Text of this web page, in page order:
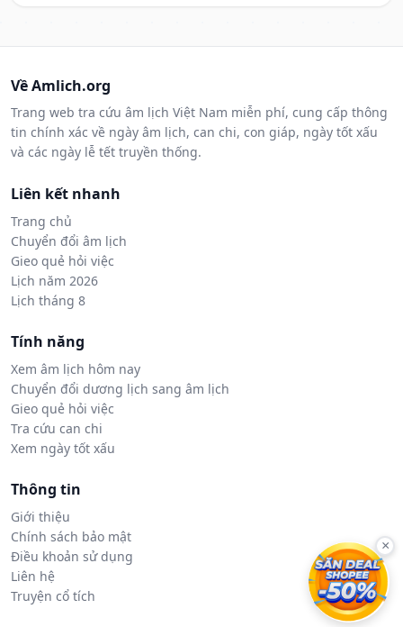
Về Amlich.org
Trang web tra cứu âm lịch Việt Nam miễn phí, cung cấp thông
tin chính xác về ngày âm lịch, can chi, con giáp, ngày tốt xấu
và các ngày lễ tết truyền thống.
Liên kết nhanh
Trang chủ
Chuyển đổi âm lịch
Gieo quẻ hỏi việc
Lịch năm 2026
Lịch tháng 8
Tính năng
Xem âm lịch hôm nay
Chuyển đổi dương lịch sang âm lịch
Gieo quẻ hỏi việc
Tra cứu can chi
Xem ngày tốt xấu
Thông tin
Giới thiệu
Chính sách bảo mật
Điều khoản sử dụng
Liên hệ
Truyện cổ tích
×